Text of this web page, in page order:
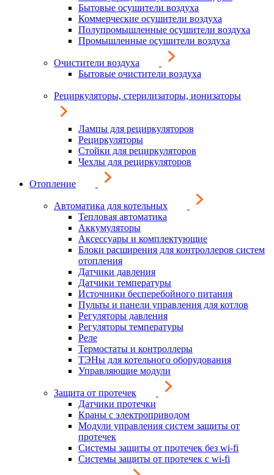
Бытовые осушители воздуха
Коммерческие осушители воздуха
Полупромышленные осушители воздуха
Промышленные осушители воздуха
Очистители воздуха
Бытовые очистители воздуха
Рециркуляторы, стерилизаторы, ионизаторы
Лампы для рециркуляторов
Рециркуляторы
Стойки для рециркуляторов
Чехлы для рециркуляторов
Отопление
Автоматика для котельных
Тепловая автоматика
Аккумуляторы
Аксессуары и комплектующие
Блоки расширения для контроллеров систем
отопления
Датчики давления
Датчики температуры
Источники бесперебойного питания
Пульты и панели управления для котлов
Регуляторы давления
Регуляторы температуры
Реле
Термостаты и контроллеры
ТЭНы для котельного оборудования
Управляющие модули
Защита от протечек
Датчики протечки
Краны с электроприводом
Модули управления систем защиты от
протечек
Системы защиты от протечек без wi-fi
Системы защиты от протечек с wi-fi